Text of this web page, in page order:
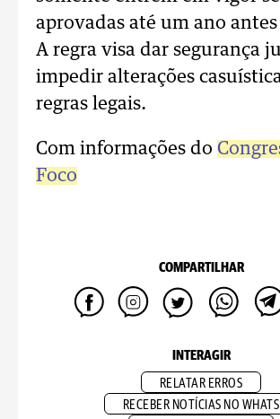
aprovadas até um ano
A regra visa dar segurança
impedir alterações
regras legais.
Com informações do
Foco
COMPARTILHAR
INTERAGIR
RELATAR ERROS
RECEBER NOTÍCIAS NO WHATS